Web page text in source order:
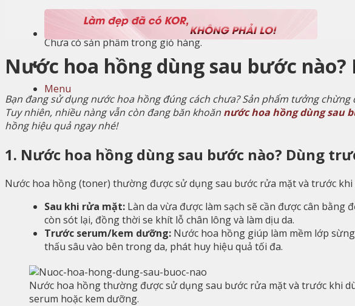
Giỏ hàng
Chưa có sản phẩm trong giỏ hàng.
Menu
Nước hoa hồng dùng sau bước nào?
Bạn đang sử dụng nước hoa hồng đúng cách chưa? Sản phẩm tưởng
Tuy nhiên, nhiều nàng vẫn còn đang băn khoăn nước hoa hồng dùng sau
hồng hiệu quả ngay nhé!
1. Nước hoa hồng dùng sau bước nào? Dùng
Nước hoa hồng (toner) thường được sử dụng sau bước rửa mặt và trước
Sau khi rửa mặt: Làn da vừa được làm sạch sẽ cần được cân
còn sót lại, đồng thời se khít lỗ chân lông và làm dịu da.
Trước serum/kem dưỡng: Nước hoa hồng giúp làm mềm lớp
thấu sâu vào bên trong da, phát huy hiệu quả tối đa.
Nước hoa hồng thường được sử dụng sau bước rửa mặt và trước khi
serum hoặc kem dưỡng.